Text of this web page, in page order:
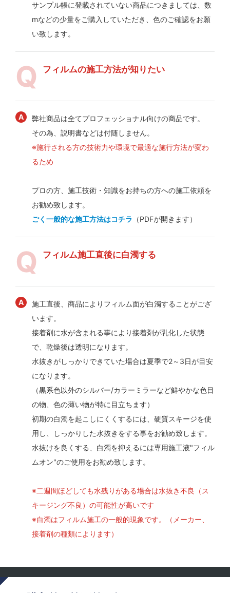
サンプル帳に登載されていない商品につきましては、数
mなどの少量をご購入していただき、色のご確認をお願
い致します。
フィルムの施工方法が知りたい
弊社商品は全てプロフェッショナル向けの商品です。
その為、説明書などは付随しません。
※施行される方の技術力や環境で最適な施行方法が変わ
るため
プロの方、施工技術・知識をお持ちの方への施工依頼を
お勧め致します。
ごく一般的な施工方法はコチラ （PDFが開きます）
フィルム施工直後に白濁する
施工直後、商品によりフィルム面が白濁することがござ
います。
接着剤に水が含まれる事により接着剤が乳化した状態
で、乾燥後は透明になります。
水抜きがしっかりできていた場合は夏季で2～3日が目安
になります。
（黒系色以外のシルバー/カラーミラーなど鮮やかな色目
の物、色の薄い物が特に目立ちます）
初期の白濁を起こしにくくするには、硬質スキージを使
用し、しっかりした水抜きをする事をお勧め致します。
水抜けを良くする、白濁を抑えるには専用施工液"フィル
ムオン"のご使用をお勧め致します。
※二週間ほどしても水残りがある場合は水抜き不良（ス
キージング不良）の可能性が高いです
※白濁はフィルム施工の一般的現象です。（メーカー、
接着剤の種類によります）